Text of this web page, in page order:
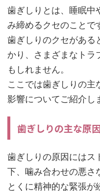
歯ぎしりとは、睡眠中
み締めるクセのことで
歯ぎしりのクセがある
かり、さまざまなトラ
もしれません。
ここでは歯ぎしりの主
影響についてご紹介し
歯ぎしりの主な原
歯ぎしりの原因にはス
下、噛み合わせの悪さ
とくに精神的な緊張